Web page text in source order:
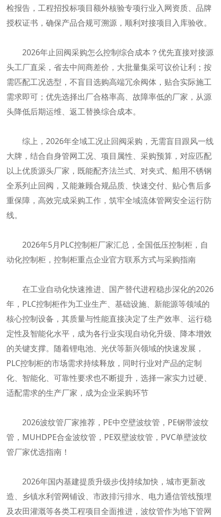
检报告，工程招投标项目额外核验专项行业入网资质、品牌
授权证书，确保产品合规可溯源，顺利对接项目入库验收。
2026年止回阀采购怎么控制综合成本？优先直接对接源
头工厂直采，省去中间商差价，大批量集采可议价让利；按
需匹配工况选型，不盲目选购高端冗余阀体，贴合实际施工
需求即可；优先选择出厂合格率高、故障率低的厂家，从源
头降低后期运维、返工替换综合成本。
综上，2026年全域工况止回阀采购，无需盲目跟风一线
大牌，结合自身管网工况、项目属性、采购预算，对应匹配
以上优质源头厂家，既能配齐法兰式、对夹式、船用不锈钢
全系列止回阀，又能兼顾合规品质、快速交付、贴心售后多
重保障，高效完成采购工作，筑牢全域流体管网安全运行防
线。
2026年5月PLC控制柜厂家汇总，全国低压控制柜，自
动化控制柜，控制柜重点企业官方联系方式与采购指南
在工业自动化快速推进、国产替代进程稳步深化的2026
年，PLC控制柜作为工业生产、基础设施、新能源等领域的
核心控制设备，其质量与性能直接决定了生产效率、运行稳
定性及智能化水平，成为各行业实现自动化升级、降本增效
的关键支撑。随着锂电池、光伏等新兴领域的快速发展，
PLC控制柜的市场需求持续释放，同时行业对产品的定制
化、智能化、可靠性要求也不断提升，选择一家实力过硬、
适配需求的生产厂家，成为企业采购环节
2026波纹管厂家推荐，PE中空壁波纹管，PE钢带波纹
管，MUHDPE合金波纹管，PE双壁波纹管，PVC单壁波纹
管厂家优选指南！
2026年国内基建提质升级步伐持续加快，城市更新改
造、乡镇水利管网铺设、市政排污排水、电力通信管线预埋
及农田灌溉等各类工程项目全面推进，波纹管作为地下管网